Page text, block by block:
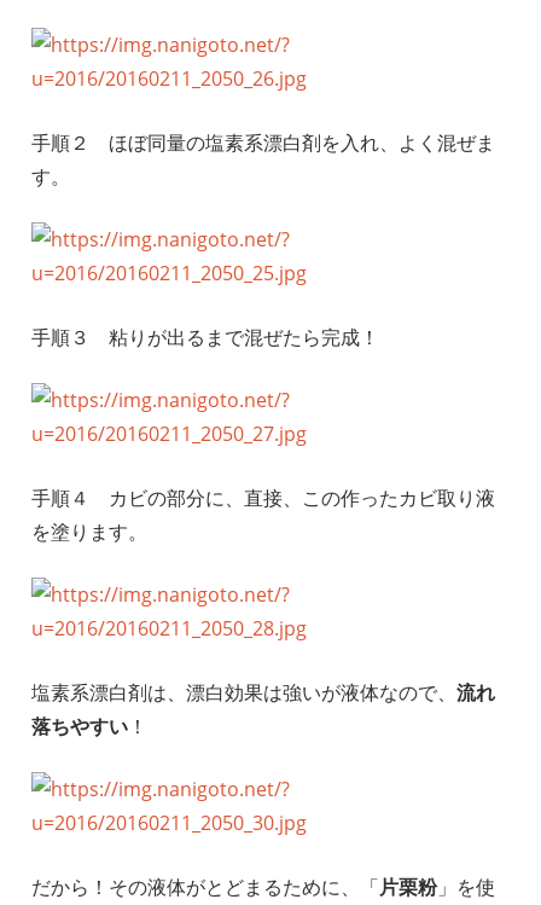
手順２ ほぼ同量の塩素系漂白剤を入れ、よく混ぜま
す。
手順３ 粘りが出るまで混ぜたら完成！
手順４ カビの部分に、直接、この作ったカビ取り液
を塗ります。
塩素系漂白剤は、漂白効果は強いが液体なので、 流れ
落ちやすい！
だから！その液体がとどまるために、「片栗粉」を使